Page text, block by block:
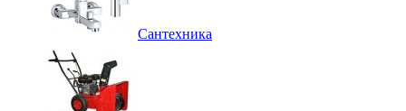
Сантехника